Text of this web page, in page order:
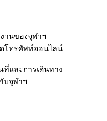
านของจุฬาฯ
โทรศัพท์ออนไลน์
ที่และการเดินทาง
บจุฬาฯ